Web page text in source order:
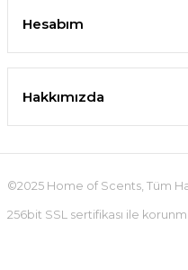
Hesabım
Hakkımızda
©2025 Home of Scents, Tüm
256bit SSL sertifikası ile